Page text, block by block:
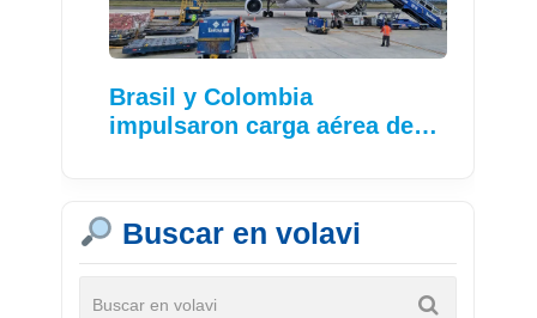
Brasil y Colombia
impulsaron carga aérea de…
Buscar en volavi